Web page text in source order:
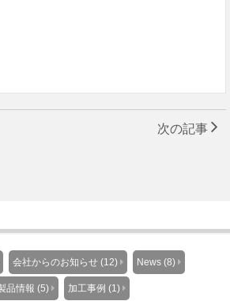
次の記事
会社からのお知らせ (12) News (8)
品情報 (5) 加工事例 (1)